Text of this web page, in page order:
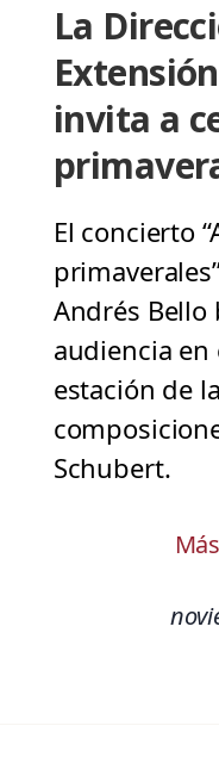
La
invita a
El concierto
Andrés Bello
audiencia en
estación de
Schubert.